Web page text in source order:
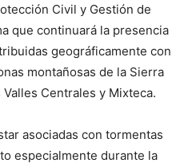
Civil y Gestión de
que continuará la presencia
geográficamente con
montañosas de la Sierra
Centrales y Mixteca.
asociadas con tormentas
especialmente durante la